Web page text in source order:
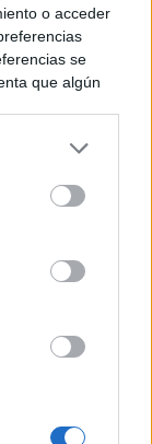
o acceder
se
que algún
preferencias
en la
more Google
including but
may click to
below Google